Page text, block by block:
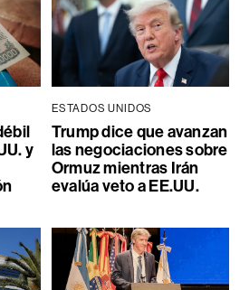
y
ESTADOS UNIDOS
Trump dice que avanzan
las negociaciones sobre
Ormuz mientras Irán
evalúa veto a EE.UU.